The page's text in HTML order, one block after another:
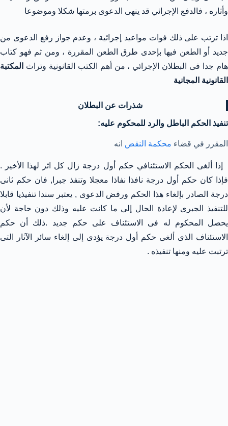
وأثاره ، فالدفع الإجرائي قد ينهى الدعوى برمتها شكلا وموضوعا
اذا ترتب على ذلك فوات مواعيد إجرائية ، وعدم جواز رفع الدعوى من
جديد أو الطعن فيها بإحدى طرق الطعن المقررة ، ومن ثم فهو كتاب
هام جدا فى البطلان الإجرائي ، من أهم الكتب القانونية وتراث
المكتبة
القانونية المجانية
شذرات عن البطلان
تنفيذ الحكم الباطل والرد للمحكوم عليه:
المقرر في قضاء محكمة النقض انه
إذا ألغى الحكم الاستئنافي حكم أول درجة زال كل اثر لهذا الأخير .
فإذا كان حكم أول درجة نافذا نفاذا معجلا وتنفذ جبرا, فان حكم ثانى
درجة الصادر بإلغاء هذا الحكم ورفض الدعوى , يعتبر سندا تنفيذيا قابلا
للتنفيذ الجبرى لإعادة الحال إلى ما كانت عليه وذلك دون حاجة لأن
يحصل المحكوم له فى الاستئناف على حكم جديد .ذلك أن حكم
الاستئناف الذى ألغى حكم أول درجة يؤدى إلى إلغاء سائر الآثار التى
ترتبت عليه ومنها تنفيذه .